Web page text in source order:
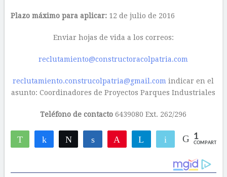
Plazo máximo para aplicar: 12 de julio de 2016
Enviar hojas de vida a los correos:
reclutamiento@constructoracolpatria.com
reclutamiento.construcolpatria@gmail.com indicar en el
asunto: Coordinadores de Proyectos Parques Industriales
Teléfono de contacto 6439080 Ext. 262/296
WhatsAppCompartirTwittear Compartir Telegram Email 1
COMPARTIR